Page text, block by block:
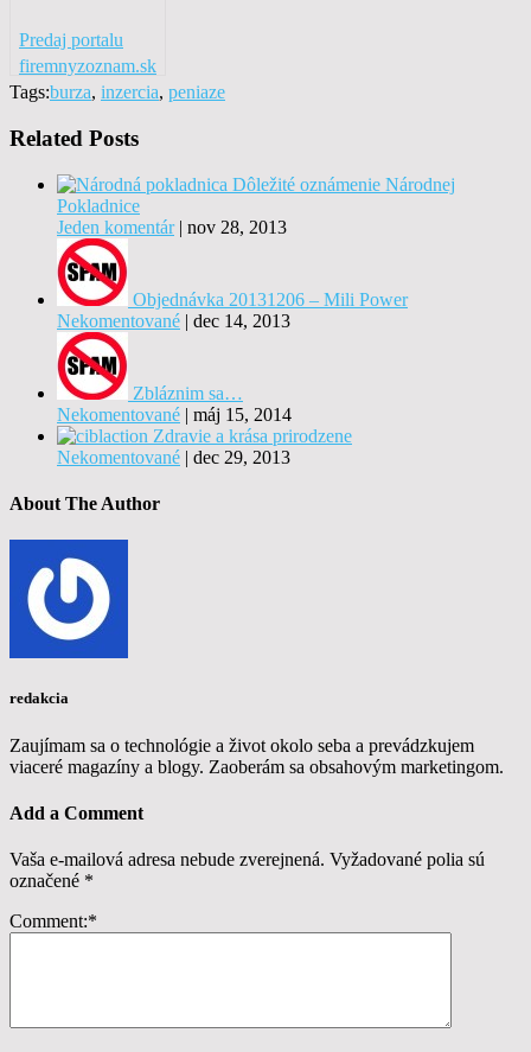
Predaj portalu
firemnyzoznam.sk
Tags:burza, inzercia, peniaze
Related Posts
Dôležité oznámenie Národnej
Pokladnice
Jeden komentár| nov 28, 2013
Objednávka 20131206 – Mili Power
Nekomentované | dec 14, 2013
Zbláznim sa…
Nekomentované | máj 15, 2014
Zdravie a krása prirodzene
Nekomentované | dec 29, 2013
About The Author
redakcia
Zaujímam sa o technológie a život okolo seba a prevádzkujem
viaceré magazíny a blogy. Zaoberám sa obsahovým marketingom.
Add a Comment
Vaša e-mailová adresa nebude zverejnená. Vyžadované polia sú
označené *
Comment:*